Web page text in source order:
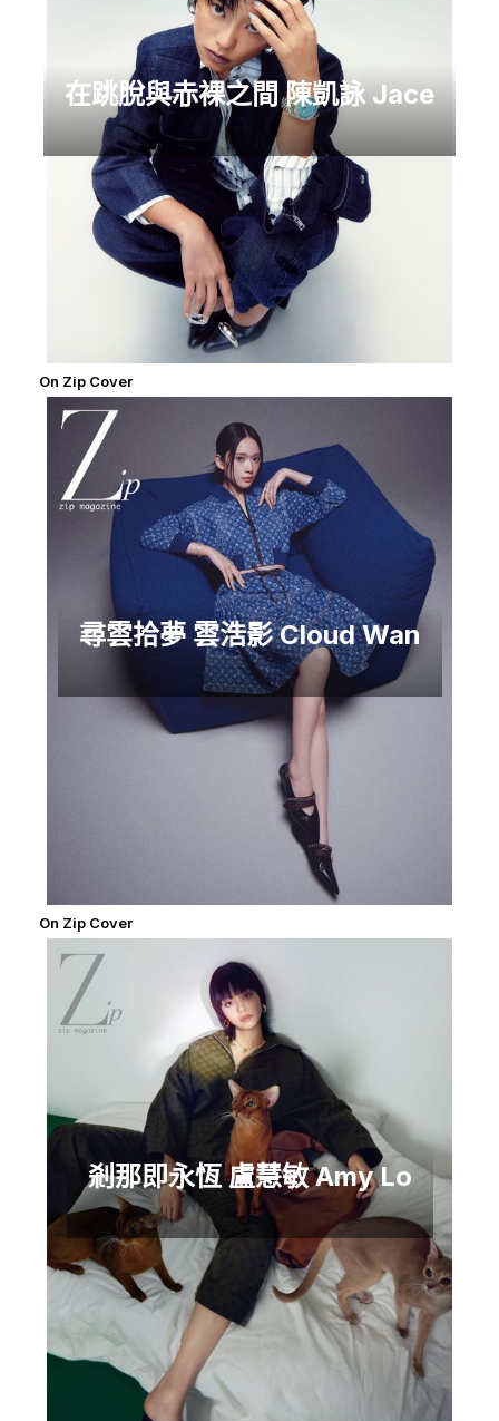
在跳脫與赤裸之間 陳凱詠 Jace
On Zip Cover
尋雲拾夢 雲浩影 Cloud Wan
On Zip Cover
剎那即永恆 盧慧敏 Amy Lo